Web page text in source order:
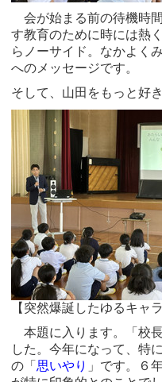
会が始まる前の待機時
す教育のために時には熱
らノーサイド。なかよく
へのメッセージです。
そして、山田をもっと好
【突然爆誕したゆるキャ
本題に入ります。「校
した。 今年になって、特
の「 思いやり 」です。６